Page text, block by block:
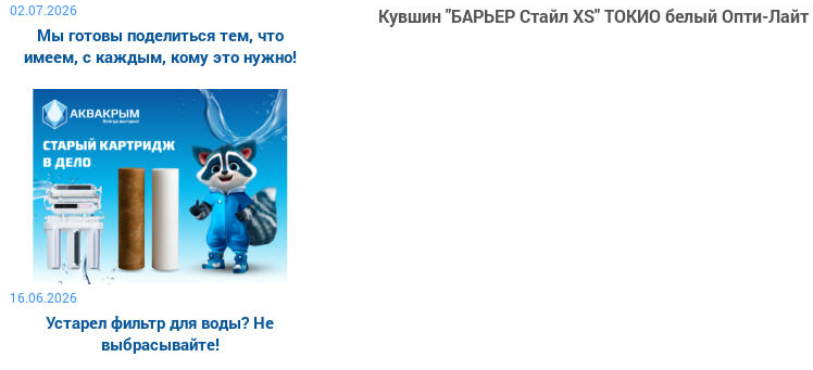
Кувшин "БАРЬЕР Стайл XS" ТОКИО белый Опти-
02.07.2026
Мы готовы поделиться тем, что
имеем, с каждым, кому это нужно!
16.06.2026
Устарел фильтр для воды? Не
выбрасывайте!